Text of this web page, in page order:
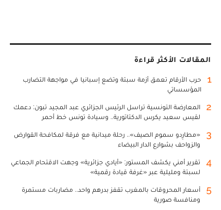
المقالات الأكثر قراءة
1
حرب الأرقام تعمق أزمة سبتة وتضع إسبانيا في مواجهة التضارب
المؤسساتي
2
المعارضة التونسية تراسل الرئيس الجزائري عبد المجيد تبون: دعمك
لقيس سعيد يكرس الدكتاتورية.. وسيادة تونس خط أحمر
3
«مطارِدو سموم الصيف».. رحلة ميدانية مع فرقة لمكافحة القوارض
والزواحف بشوارع الدار البيضاء
4
تقرير أمني يكشف المستور: «أيادي جزائرية» وجهت الاقتحام الجماعي
لسبتة ومليلية عبر «غرفة قيادة رقمية»
5
أسعار المحروقات بالمغرب تقفز بدرهم واحد.. مضاربات مستمرة
ومنافسة صورية